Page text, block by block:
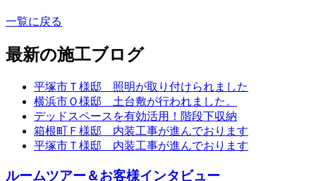
一覧に戻る
最新の施工ブログ
平塚市Ｔ様邸 照明が取り付けられました
横浜市Ｏ様邸 土台敷が行われました。
デッドスペースを有効活用！階段下収納
箱根町Ｆ様邸 内装工事が進んでおります
平塚市Ｔ様邸 内装工事が進んでおります
ルームツアー＆お客様インタビュー